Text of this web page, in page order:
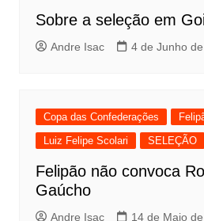
Sobre a seleção em
Andre Isac 4 de Junho
Copa das Confederações
Luiz Felipe Scolari
SELEÇÃO
Felipão não convoca
Gaúcho
Andre Isac 14 de Maio